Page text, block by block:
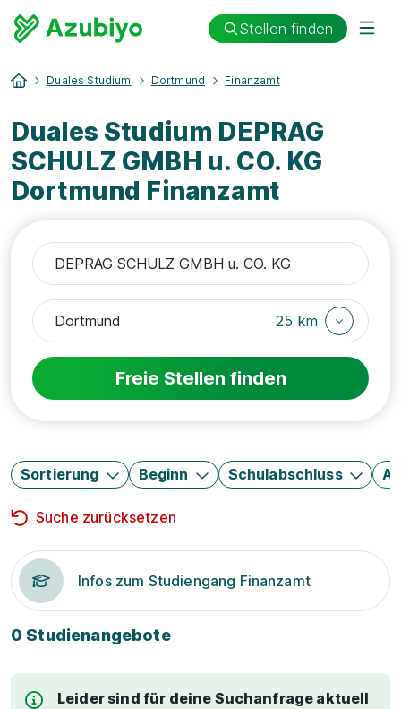
Stellen finden
Duales Studium Dortmund Finanzamt
Duales Studium DEPRAG
SCHULZ GMBH u. CO. KG
Dortmund Finanzamt
25 km
Freie Stellen finden
Sortierung Beginn Schulabschluss
Suche zurücksetzen
Infos zum Studiengang Finanzamt
0 Studienangebote
Leider sind für deine Suchanfrage aktuell